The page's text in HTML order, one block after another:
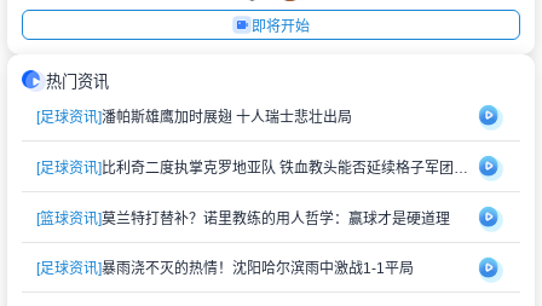
即将开始
热门资讯
[足球资讯]潘帕斯雄鹰加时展翅 十人瑞士悲壮出局
[足球资讯]
[篮球资讯]莫兰特打替补？诺里教练的用人哲学：赢球才是硬道理
[足球资讯]暴雨浇不灭的热情！沈阳哈尔滨雨中激战1-1平局